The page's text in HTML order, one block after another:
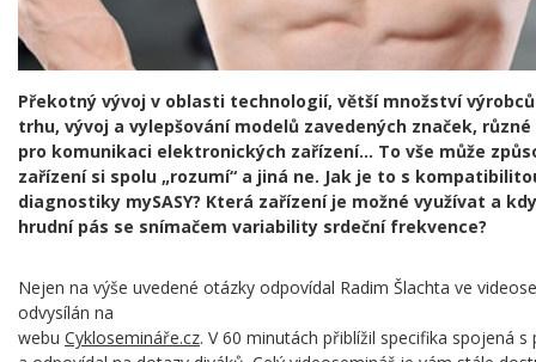
Překotný vývoj v oblasti technologií, větší množství
trhu, vývoj a vylepšování modelů zavedených značek,
pro komunikaci elektronických zařízení… To vše může
zařízení si spolu „rozumí“ a jiná ne. Jak je to s
diagnostiky mySASY? Která zařízení je možné využívat a
hrudní pás se snímačem variability srdeční frekvence?
Nejen na výše uvedené otázky odpovídal Radim Šlachta ve
odvysílán na
webu Cyklosemináře.cz. V 60 minutách přiblížil specifika spojená s